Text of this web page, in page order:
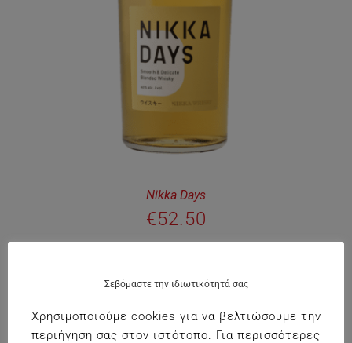
Nikka Days
€52.50
Σεβόμαστε την ιδιωτικότητά σας
Χρησιμοποιούμε cookies για να βελτιώσουμε την
περιήγηση σας στον ιστότοπο. Για περισσότερες